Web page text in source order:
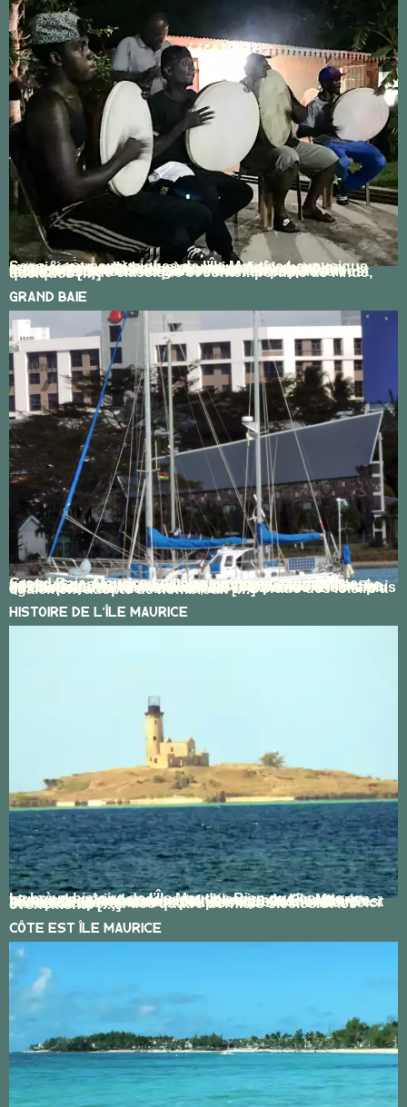
Sega & autres musiques de l’Île Maurice La musique mauricienne reflète plus ou moins fidèlement, sa composition sociétale ; à savoir puisée de trois continents, imbibée de conservatisme et très peu métissée, ou fusionnée. L’île Maurice compte des musiciens de tous les genres dont sa population est issue. Musique classique et contemporaine de l’Inde, quelques […]
Grand Baie
Grand Baie, Maurice Le village refuge Grand Baie est quelque part entre un village immature et une ville adulte. Son nom évoque une protection maternelle, un havre abritant des marins venant du monde entier ainsi qu’une importante communauté d’expatriés. Lieu le plus cosmopolite de l’île Maurice, cet El-Dorado des loisirs a également adopté de nombreux […]
Histoire De L’Île Maurice
La brève histoire de l’Île Maurice Bien que courte en termes de période couverte, l’histoire de l’île Maurice n’en est pas moins riche et intéressante. En effet, en raison de sa population multiethnique, son histoire est liée à celle de nombreux peuples dans le monde. Voici un rapide aperçu des quatre derniers siècles.Si les événements […]
Côte Est Île Maurice